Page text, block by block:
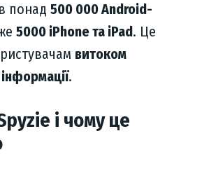
понад 500 000 Android-
5000 iPhone та iPad. Це
витоком
.
і чому це